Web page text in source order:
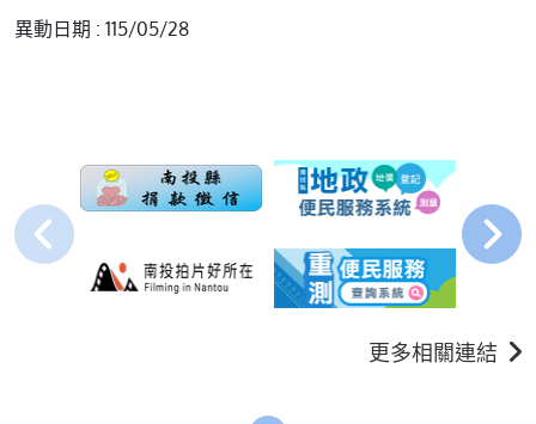
異動日期 : 115/05/28
更多相關連結